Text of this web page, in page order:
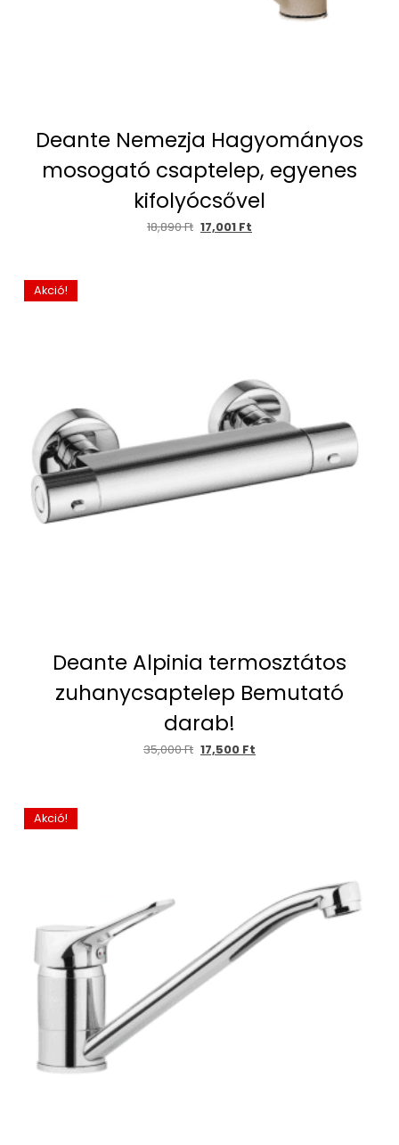
Deante Nemezja Hagyományos
mosogató csaptelep, egyenes
kifolyócsővel
18,890Ft 17,001 Ft
Akció!
Deante Alpinia termosztátos
zuhanycsaptelep Bemutató
darab!
35,000Ft 17,500 Ft
Akció!